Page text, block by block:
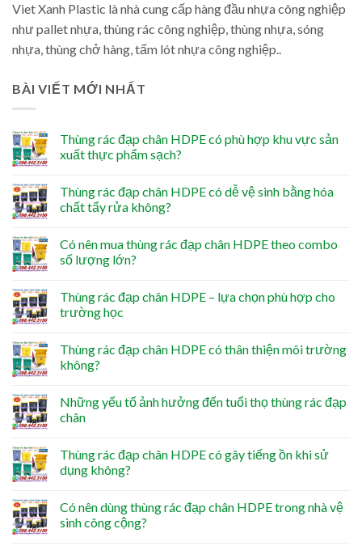
Viet Xanh Plastic là nhà cung cấp hàng đầu nhựa công nghiệp
như pallet nhựa, thùng rác công nghiệp, thùng nhựa, sóng
nhựa, thùng chở hàng, tấm lót nhựa công nghiệp..
BÀI VIẾT MỚI NHẤT
Thùng rác đạp chân HDPE có phù hợp khu vực sản
xuất thực phẩm sạch?
Thùng rác đạp chân HDPE có dễ vệ sinh bằng hóa
chất tẩy rửa không?
Có nên mua thùng rác đạp chân HDPE theo combo
số lượng lớn?
Thùng rác đạp chân HDPE – lựa chọn phù hợp cho
trường học
Thùng rác đạp chân HDPE có thân thiện môi trường
không?
Những yếu tố ảnh hưởng đến tuổi thọ thùng rác đạp
chân
Thùng rác đạp chân HDPE có gây tiếng ồn khi sử
dụng không?
Có nên dùng thùng rác đạp chân HDPE trong nhà vệ
sinh công cộng?